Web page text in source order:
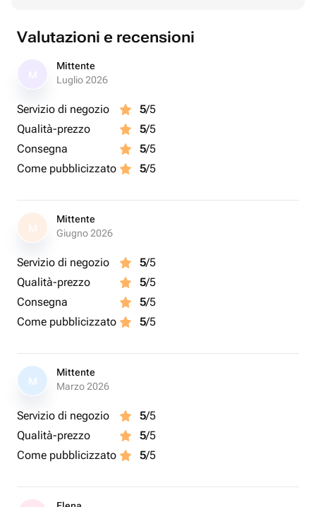
Valutazioni e recensioni
Mittente
Luglio 2026
Servizio di negozio 5/5
Qualità-prezzo
5/5
Consegna
5/5
Come pubblicizzato
5/5
M
Mittente
Giugno 2026
Servizio di negozio 5/5
Qualità-prezzo
5/5
Consegna
5/5
Come pubblicizzato
5/5
M
Mittente
Marzo 2026
Servizio di negozio 5/5
Qualità-prezzo
5/5
Come pubblicizzato
5/5